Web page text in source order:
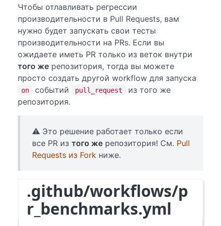
Чтобы отлавливать регрессии
производительности в Pull Requests, вам
нужно будет запускать свои тесты
производительности на PRs. Если вы
ожидаете иметь PR только из веток внутри
того же репозитория, тогда вы можете
просто создать другой workflow для запуска
on событий pull_request
из того же
репозитория.
⚠️ Это решение работает только если
все PR из того же репозитория! См. Pull
Requests из Fork ниже.
.github/workflows/p
r_benchmarks.yml